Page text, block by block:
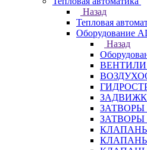
Назад
Тепловая
Оборудование
Назад